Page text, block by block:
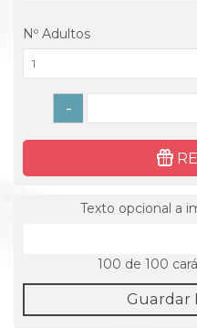
Nº Adultos
1
-
Texto opcional a
100 de 100
Guardar